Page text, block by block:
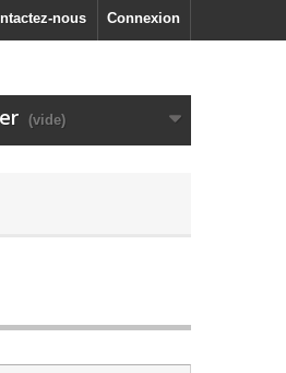
Connexion
nous
(vide)